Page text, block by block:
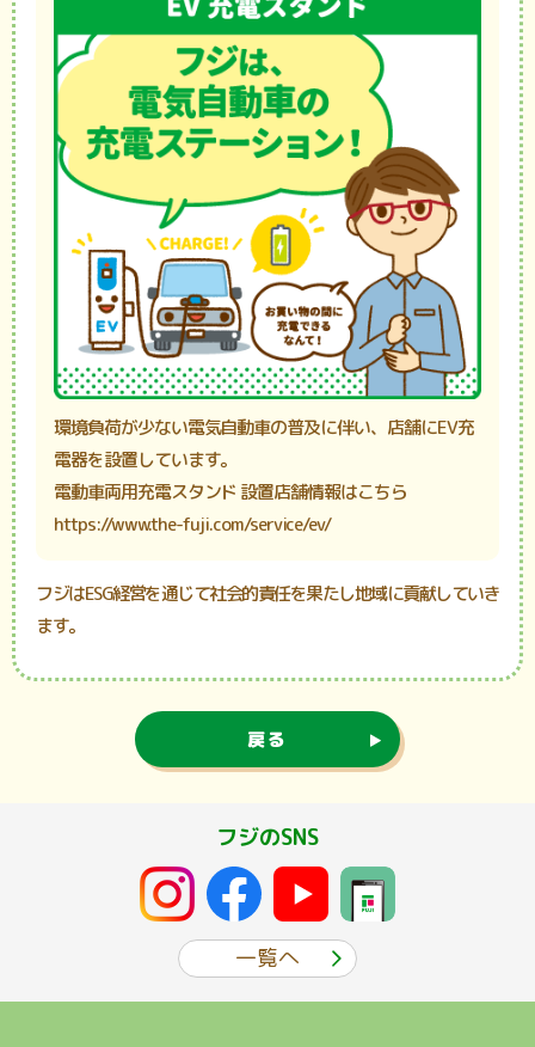
環境負荷が少ない電気自動車の普及に伴い、店舗にEV充
電器を設置しています。
電動車両用充電スタンド 設置店舗情報はこちら
https://www.the-fuji.com/service/ev/
フジはESG経営を通じて社会的責任を果たし地域に貢献していき
ます。
戻る
フジのSNS
一覧へ